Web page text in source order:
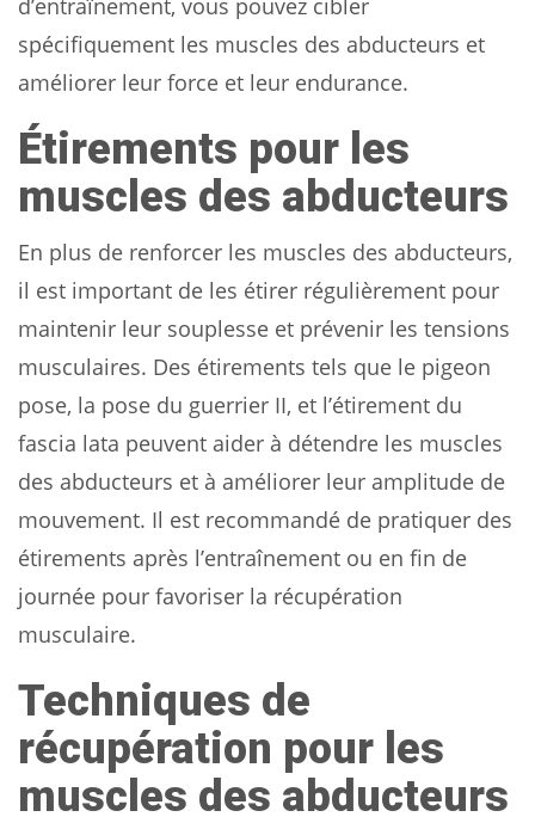
d’entraînement, vous pouvez cibler
spécifiquement les muscles des abducteurs et
améliorer leur force et leur endurance.
Étirements pour les
muscles des abducteurs
En plus de renforcer les muscles des abducteurs,
il est important de les étirer régulièrement pour
maintenir leur souplesse et prévenir les tensions
musculaires. Des étirements tels que le pigeon
pose, la pose du guerrier II, et l’étirement du
fascia lata peuvent aider à détendre les muscles
des abducteurs et à améliorer leur amplitude de
mouvement. Il est recommandé de pratiquer des
étirements après l’entraînement ou en fin de
journée pour favoriser la récupération
musculaire.
Techniques de
récupération pour les
muscles des abducteurs